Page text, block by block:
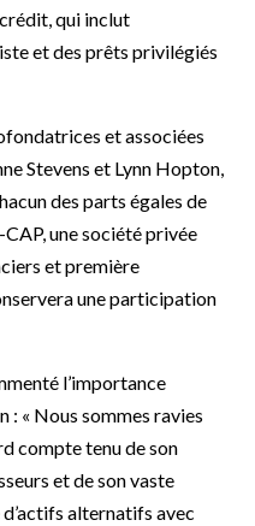
qui inclut
et des prêts privilégiés
et associées
Stevens et Lynn Hopton,
des parts égales de
CAP, une société privée
et première
une participation
l’importance
« Nous sommes ravies
compte tenu de son
et de son vaste
alternatifs avec